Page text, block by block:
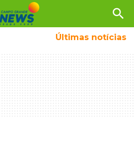
search
Últimas notícias